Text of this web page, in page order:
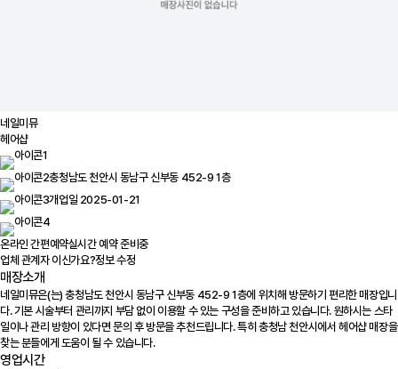
네일미뮤
헤어샵
충청남도 천안시 동남구 신부동 452-9 1층
개업일 2025-01-21
온라인 간편예약실시간 예약 준비중
업체 관계자 이신가요?정보 수정
매장소개
네일미뮤은(는) 충청남도 천안시 동남구 신부동 452-9 1층에 위치해 방문하기 편리한 매장입니
다. 기본 시술부터 관리까지 부담 없이 이용할 수 있는 구성을 준비하고 있습니다. 원하시는 스타
일이나 관리 방향이 있다면 문의 후 방문을 추천드립니다. 특히 충청남 천안시에서 헤어샵 매장을
찾는 분들에게 도움이 될 수 있습니다.
영업시간